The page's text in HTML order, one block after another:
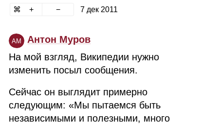
7 дек 2011
АМ
Антон Муров
На мой взгляд, Википедии нужно
изменить посыл сообщения.
Сейчас он выглядит примерно
следующим: «Мы пытаемся быть
независимыми и полезными, много